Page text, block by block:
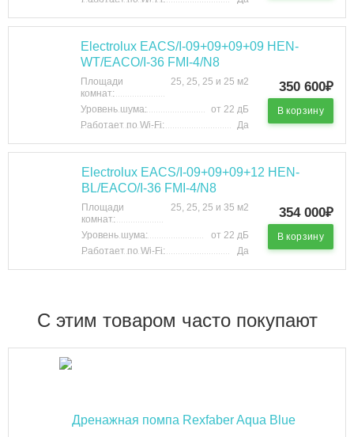
Electrolux EACS/I-09+09+09+09 HEN-
WT/EACO/I-36 FMI-4/N8
Площади
комнат:
25, 25, 25 и 25 м2
Уровень шума:
от 22 дБ
Работает по Wi-Fi:
Да
350 600₽
В корзину
Electrolux EACS/I-09+09+09+12 HEN-
BL/EACO/I-36 FMI-4/N8
Площади
комнат:
25, 25, 25 и 35 м2
Уровень шума:
от 22 дБ
Работает по Wi-Fi:
Да
354 000₽
В корзину
C этим товаром часто покупают